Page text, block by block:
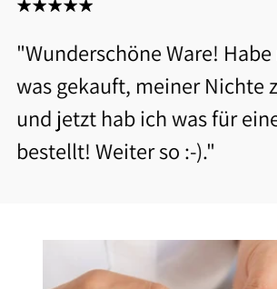
"Wunderschöne Ware!
was gekauft, meiner Nichte
und jetzt hab ich was für
bestellt! Weiter so :-)."